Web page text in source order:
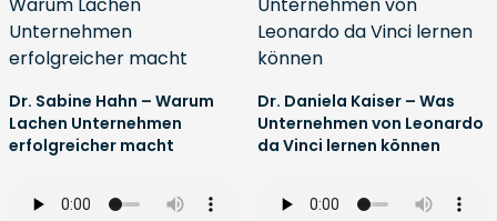
Dr. Sabine Hahn – Warum
Lachen Unternehmen
erfolgreicher macht
Dr. Daniela Kaiser – Was
Unternehmen von Leonardo
da Vinci lernen können